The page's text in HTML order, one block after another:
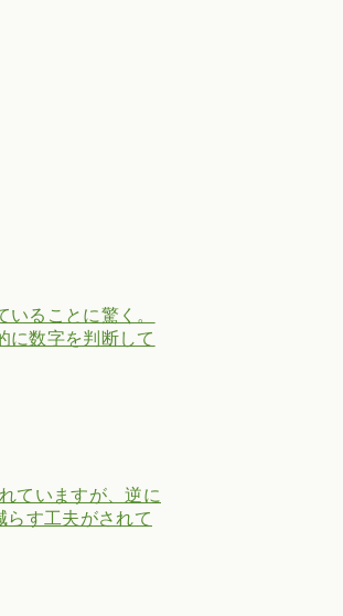
ることに驚く。
に数字を判断して
ていますが、逆に
らす工夫がされて